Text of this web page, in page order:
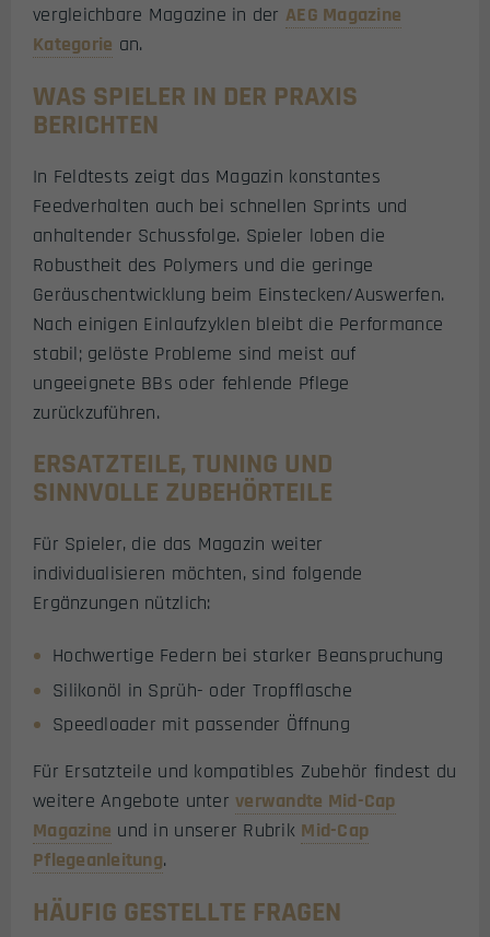
vergleichbare Magazine in der AEG Magazine
Kategorie an.
WAS SPIELER IN DER PRAXIS
BERICHTEN
In Feldtests zeigt das Magazin konstantes
Feedverhalten auch bei schnellen Sprints und
anhaltender Schussfolge. Spieler loben die
Robustheit des Polymers und die geringe
Geräuschentwicklung beim Einstecken/Auswerfen.
Nach einigen Einlaufzyklen bleibt die Performance
stabil; gelöste Probleme sind meist auf
ungeeignete BBs oder fehlende Pflege
zurückzuführen.
ERSATZTEILE, TUNING UND
SINNVOLLE ZUBEHÖRTEILE
Für Spieler, die das Magazin weiter
individualisieren möchten, sind folgende
Ergänzungen nützlich:
Hochwertige Federn bei starker Beanspruchung
Silikonöl in Sprüh- oder Tropfflasche
Speedloader mit passender Öffnung
Für Ersatzteile und kompatibles Zubehör findest du
weitere Angebote unterverwandte Mid-Cap
Magazine und in unserer Rubrik Mid-Cap
Pflegeanleitung.
HÄUFIG GESTELLTE FRAGEN